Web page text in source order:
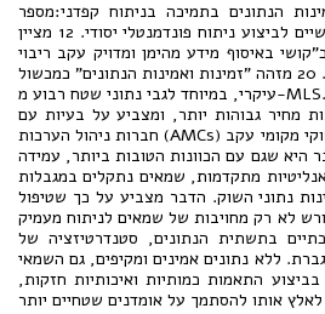
הנתונים בתמיכה בניתוח קפדני:מספר
מקורות מדגישים מכשולים מעשיים לביצוע ניתוח פונדמנטלי יסודי. 12 מציין
באיסוף מידע מהימן ומדויק עקב ריבוי
כלי אינטרנט ונתונים סותרים". 20 מזהה "זמינות ואמינות הנתונים" כמכשול
עיקרי, במיוחד לגבי נתוני שטח רבוע מ-MLS. 30 מדגיש כי "פחות נתונים =
מחיר גבוהות יותר, ומצביע על בעיות עם
חברות ניהול הערכות (AMCs) שעלולות להוביל לחוסר ידע שוקי מקומי עקב
שגם עם הכוונות הטובות ביותר, עמידה
אנליטיות מתקדמות, שמאים נתקלים במגבלות
נתוני השוק. הדבר מצביע על כך שטיפול
לא רק מחויבות של שמאים לניתוח מעמיק
בתשתית הנתונים, סטנדרטיזציה של
ללא נתונים אמינים ומקיפים, גם השמאי
התאמות כמותיות ואיכותיות חזקות,